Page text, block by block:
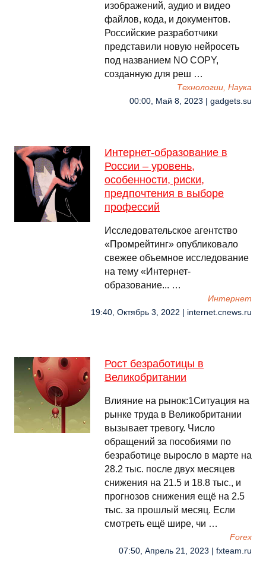
изображений, аудио и видео
файлов, кода, и документов.
Российские разработчики
представили новую нейросеть
под названием NO COPY,
созданную для реш …
Технологии, Наука
00:00, Май 8, 2023 | gadgets.su
Интернет-образование в
России – уровень,
особенности, риски,
предпочтения в выборе
профессий
Исследовательское агентство
«Промрейтинг» опубликовало
свежее объемное исследование
на тему «Интернет-
образование... …
Интернет
19:40, Октябрь 3, 2022 | internet.cnews.ru
Рост безработицы в
Великобритании
Влияние на рынок:1Ситуация на
рынке труда в Великобритании
вызывает тревогу. Число
обращений за пособиями по
безработице выросло в марте на
28.2 тыс. после двух месяцев
снижения на 21.5 и 18.8 тыс., и
прогнозов снижения ещё на 2.5
тыс. за прошлый месяц. Если
смотреть ещё шире, чи …
Forex
07:50, Апрель 21, 2023 | fxteam.ru